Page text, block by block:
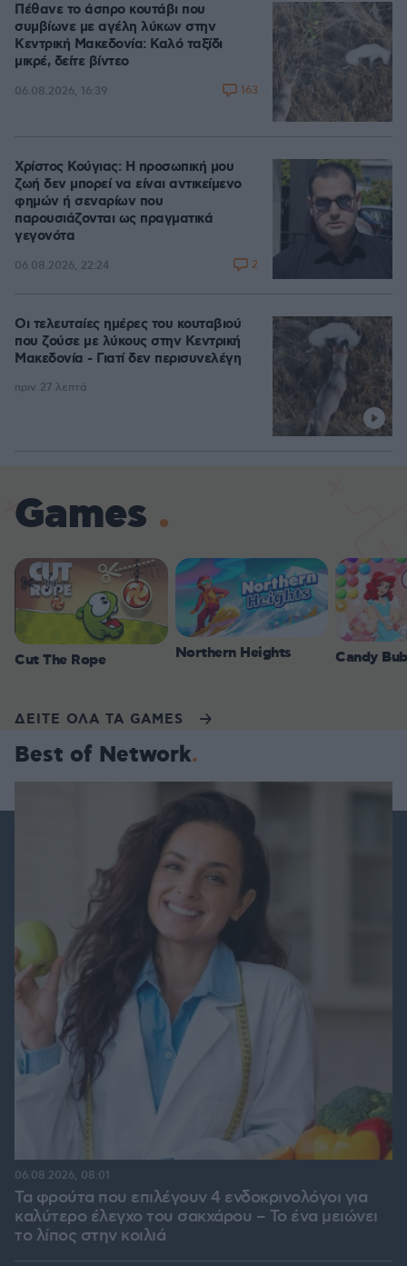
Πέθανε το άσπρο κουτάβι που
συμβίωνε με αγέλη λύκων στην
Κεντρική Μακεδονία: Καλό ταξίδι
μικρέ, δείτε βίντεο
06.08.2026, 16:39 163
Χρίστος Κούγιας: Η προσωπική μου
ζωή δεν μπορεί να είναι αντικείμενο
φημών ή σεναρίων που
παρουσιάζονται ως πραγματικά
γεγονότα
06.08.2026, 22:24 2
Οι τελευταίες ημέρες του κουταβιού
που ζούσε με λύκους στην Κεντρική
Μακεδονία - Γιατί δεν περισυνελέγη
πριν 27 λεπτά
Games
Cut The Rope Northern Heights Candy
ΔΕΙΤΕ ΟΛΑ ΤΑ GAMES
Best of Network
Τα φρούτα που επιλέγουν 4 ενδοκρινολόγοι για
καλύτερο έλεγχο του σακχάρου – Το ένα μειώνει
το λίπος στην κοιλιά
06.08.2026, 08:01